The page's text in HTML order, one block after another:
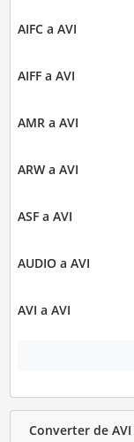
AIFC a AVI
AIFF a AVI
AMR a AVI
ARW a AVI
ASF a AVI
AUDIO a AVI
AVI a AVI
Converter de AVI